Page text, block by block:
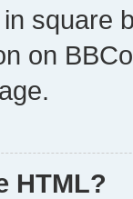
square
on
HTML?